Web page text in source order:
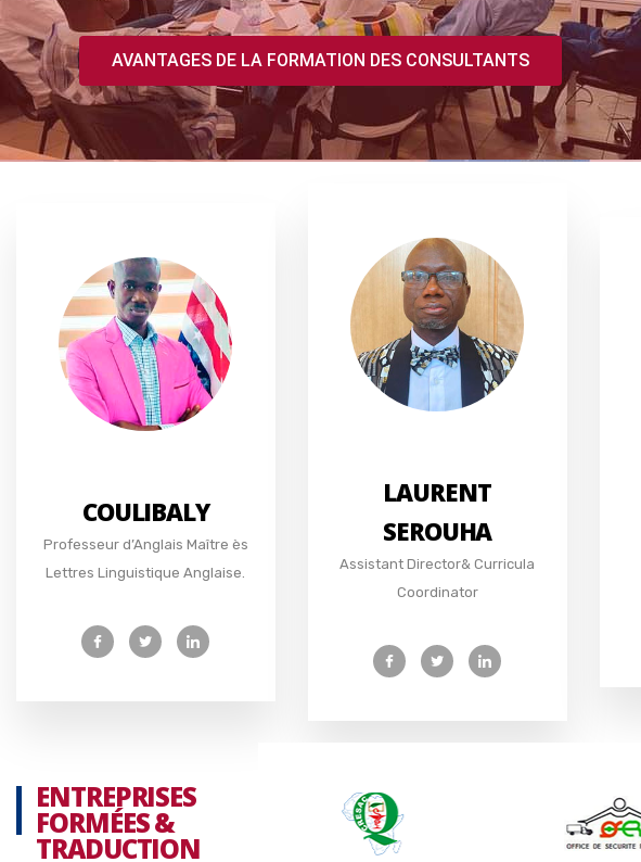
AVANTAGES DE LA FORMATION DES CONSULTANTS
COULIBALY
Professeur d’Anglais Maître ès
Lettres Linguistique Anglaise.
LAURENT
SEROUHA
Assistant Director& Curricula
Coordinator
ENTREPRISES
FORMÉES &
TRADUCTION